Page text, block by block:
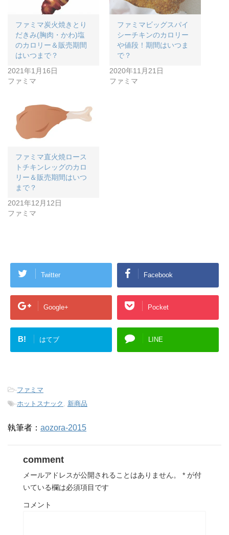
ファミマ炭火焼きとり
だきみ(胸肉・かわ)塩
のカロリー＆販売期間
はいつまで？
2021年1月16日
ファミマ
ファミマビッグスパイ
シーチキンのカロリー
や値段！期間はいつま
で？
2020年11月21日
ファミマ
ファミマ直火焼ロース
トチキンレッグのカロ
リー＆販売期間はいつ
まで？
2021年12月12日
ファミマ
Twitter Facebook
Google+ Pocket
B! はてブ LINE
-ファミマ
-ホットスナック 新商品
執筆者： aozora-2015
comment
メールアドレスが公開されることはありません。 * が付
いている欄は必須項目です
コメント